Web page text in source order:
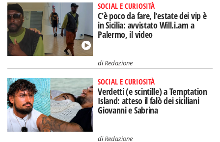
SOCIAL E CURIOSITÀ
C'è poco da fare, l'estate dei vip è
in Sicilia: avvistato Will.i.am a
Palermo, il video
diRedazione
SOCIAL E CURIOSITÀ
Verdetti (e scintille) a Temptation
Island: atteso il falò dei siciliani
Giovanni e Sabrina
diRedazione